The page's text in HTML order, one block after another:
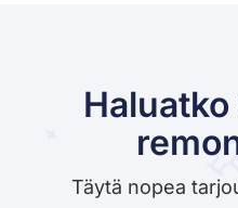
Täytä nopea